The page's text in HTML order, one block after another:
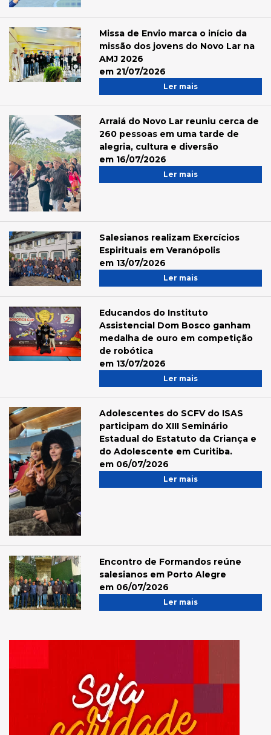
Missa de Envio marca o início da
missão dos jovens do Novo Lar na
AMJ 2026
em 21/07/2026
Ler mais
Arraiá do Novo Lar reuniu cerca de
260 pessoas em uma tarde de
alegria, cultura e diversão
em 16/07/2026
Ler mais
Salesianos realizam Exercícios
Espirituais em Veranópolis
em 13/07/2026
Ler mais
Educandos do Instituto
Assistencial Dom Bosco ganham
medalha de ouro em competição
de robótica
em 13/07/2026
Ler mais
Adolescentes do SCFV do ISAS
participam do XIII Seminário
Estadual do Estatuto da Criança e
do Adolescente em Curitiba.
em 06/07/2026
Ler mais
Encontro de Formandos reúne
salesianos em Porto Alegre
em 06/07/2026
Ler mais